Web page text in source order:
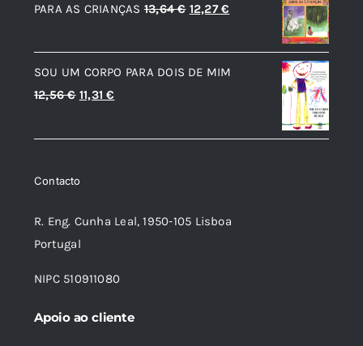
PARA AS CRIANÇAS 13,64€ O
original
era:
12,27€
atual
é:
SOU UM CORPO PARA DOIS DE MIM
12,56€ O
original
12,56 €.
11,31€
atual
Contacto
R. Eng. Cunha Leal, 1950-105 Lisboa
Portugal
NIPC 510911080
Apoio ao cliente